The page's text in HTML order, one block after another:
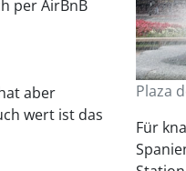
per AirBnB
aber
wert ist das
Plaza
Für